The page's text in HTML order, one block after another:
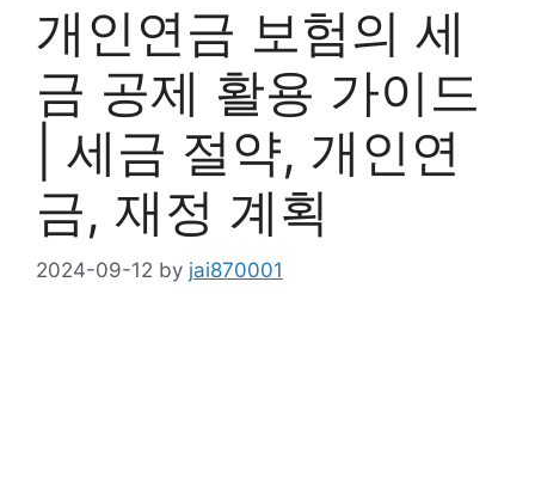
개인연금 보험의 세
금 공제 활용 가이드
| 세금 절약, 개인연
금, 재정 계획
2024-09-12 by jai870001